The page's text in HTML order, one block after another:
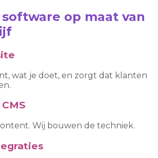
op maat van
wat je doet, en zorgt dat klanten
Wij bouwen de techniek.